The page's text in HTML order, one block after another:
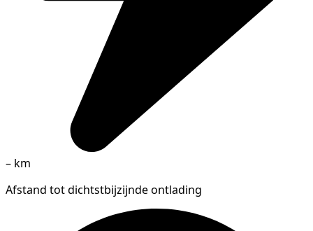
– km
Afstand tot dichtstbijzijnde ontlading